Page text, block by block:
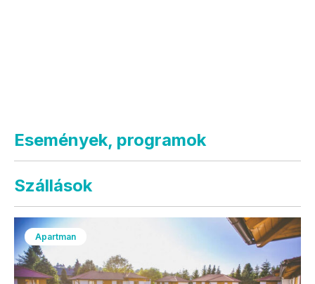
Események, programok
Szállások
Apartman